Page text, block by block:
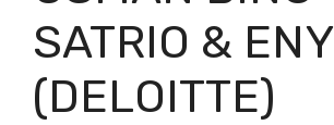
SATRIO & ENY
(DELOITTE)